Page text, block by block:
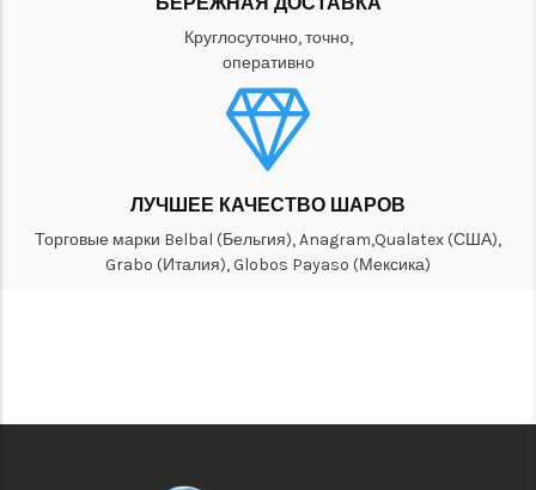
Круглосуточно, точно,
оперативно
ЛУЧШЕЕ КАЧЕСТВО ШАРОВ
Торговые марки Belbal (Бельгия), Anagram,Qualatex (США),
Grabo (Италия), Globos Payaso (Мексика)